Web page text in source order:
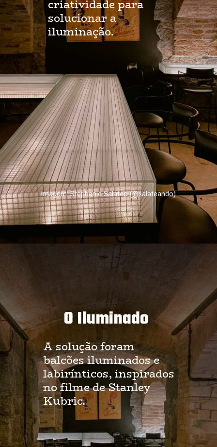
criatividade para
solucionar a
iluminação.
Imagem: Stephanie Salateo (@salateando)
O Iluminado
A solução foram
balcões iluminados e
labirínticos, inspirados
no filme de Stanley
Kubric.